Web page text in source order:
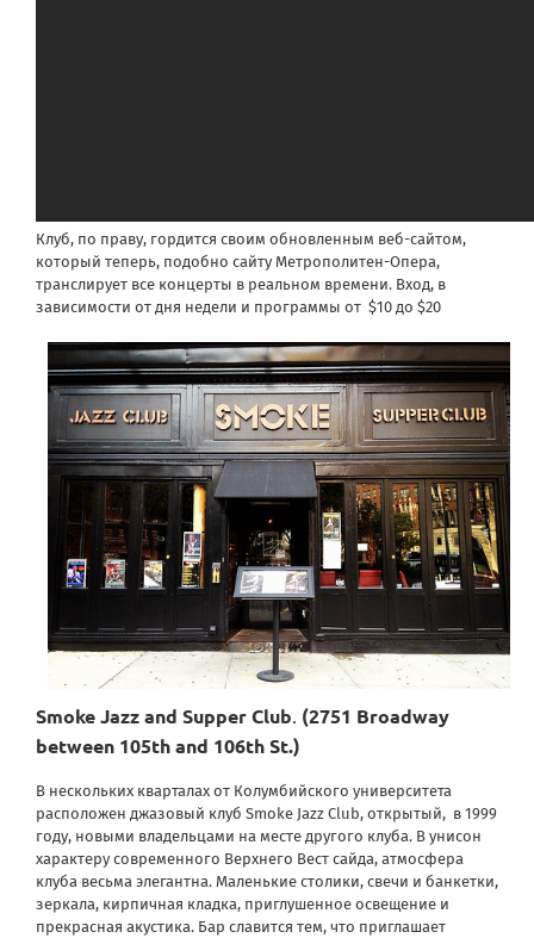
Клуб, по праву, гордится своим обновленным веб-сайтом,
который теперь, подобно сайту Метрополитен-Опера,
транслирует все концерты в реальном времени. Вход, в
зависимости от дня недели и программы от $10 до $20
Smoke Jazz and Supper Club (2751 Broadway
between 105th and 106th St.)
В нескольких кварталах от Колумбийского университета
расположен джазовый клуб Smoke Jazz Club, открытый, в 1999
году, новыми владельцами на месте другого клуба. В унисон
характеру современного Верхнего Вест сайда, атмосфера
клуба весьма элегантна. Маленькие столики, свечи и банкетки,
зеркала, кирпичная кладка, приглушенное освещение и
прекрасная акустика. Бар славится тем, что приглашает